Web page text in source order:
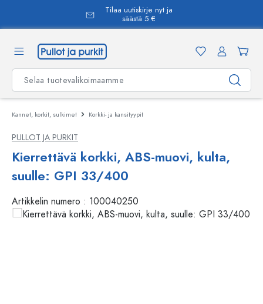
Tilaa uutiskirje nyt ja
säästä 5 €
Kannet, korkit, sulkimet Korkki- ja kansityypit
PULLOT JA PURKIT
Kierrettävä korkki, ABS-muovi, kulta,
suulle: GPI 33/400
Artikkelin numero : 100040250